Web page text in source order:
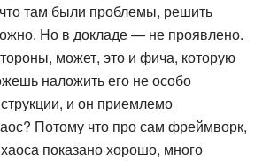
там были проблемы, решить
Но в докладе — не проявлено.
может, это и фича, которую
наложить его не особо
и он приемлемо
Потому что про сам фреймворк,
показано хорошо, много